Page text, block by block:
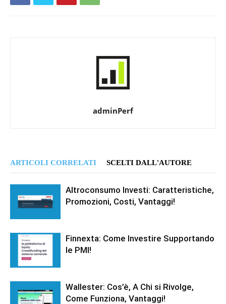
adminPerf
ARTICOLI CORRELATI SCELTI DALL'AUTORE
Altroconsumo Investi: Caratteristiche,
Promozioni, Costi, Vantaggi!
Finnexta: Come Investire Supportando
le PMI!
Wallester: Cos’è, A Chi si Rivolge,
Come Funziona, Vantaggi!